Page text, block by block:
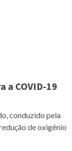
a COVID-19
conduzido pela
de oxigênio